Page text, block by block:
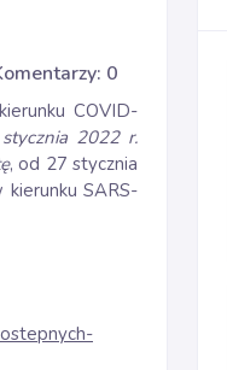
0
COVID-
2022 r.
, od 27 stycznia
kierunku SARS-